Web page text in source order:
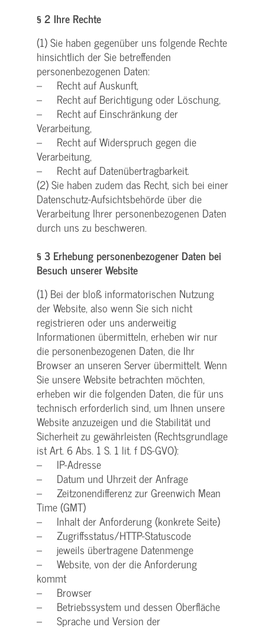
§ 2 Ihre Rechte
(1) Sie haben gegenüber uns folgende Rechte
hinsichtlich der Sie betreffenden
personenbezogenen Daten:
– Recht auf Auskunft,
– Recht auf Berichtigung oder Löschung,
– Recht auf Einschränkung der
Verarbeitung,
– Recht auf Widerspruch gegen die
Verarbeitung,
– Recht auf Datenübertragbarkeit.
(2) Sie haben zudem das Recht, sich bei einer
Datenschutz-Aufsichtsbehörde über die
Verarbeitung Ihrer personenbezogenen Daten
durch uns zu beschweren.
§ 3 Erhebung personenbezogener Daten bei
Besuch unserer Website
(1) Bei der bloß informatorischen Nutzung
der Website, also wenn Sie sich nicht
registrieren oder uns anderweitig
Informationen übermitteln, erheben wir nur
die personenbezogenen Daten, die Ihr
Browser an unseren Server übermittelt. Wenn
Sie unsere Website betrachten möchten,
erheben wir die folgenden Daten, die für uns
technisch erforderlich sind, um Ihnen unsere
Website anzuzeigen und die Stabilität und
Sicherheit zu gewährleisten (Rechtsgrundlage
ist Art. 6 Abs. 1 S. 1 lit. f DS-GVO):
– IP-Adresse
– Datum und Uhrzeit der Anfrage
– Zeitzonendifferenz zur Greenwich Mean
Time (GMT)
– Inhalt der Anforderung (konkrete Seite)
– Zugriffsstatus/HTTP-Statuscode
– jeweils übertragene Datenmenge
– Website, von der die Anforderung
kommt
– Browser
– Betriebssystem und dessen Oberfläche
– Sprache und Version der